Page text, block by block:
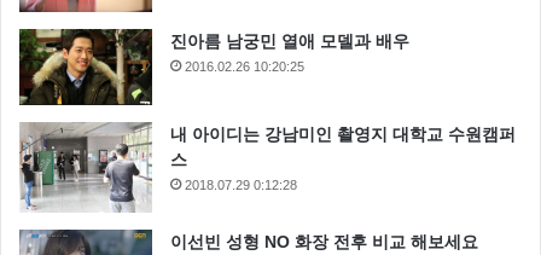
진아름 남궁민 열애 모델과 배우
2016.02.26 10:20:25
내 아이디는 강남미인 촬영지 대학교 수원캠퍼
스
2018.07.29 0:12:28
이선빈 성형 NO 화장 전후 비교 해보세요